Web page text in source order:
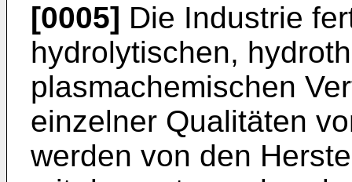
[0005] Die Industrie
hydrolytischen,
plasmachemischen
einzelner Qualitäten
werden von den